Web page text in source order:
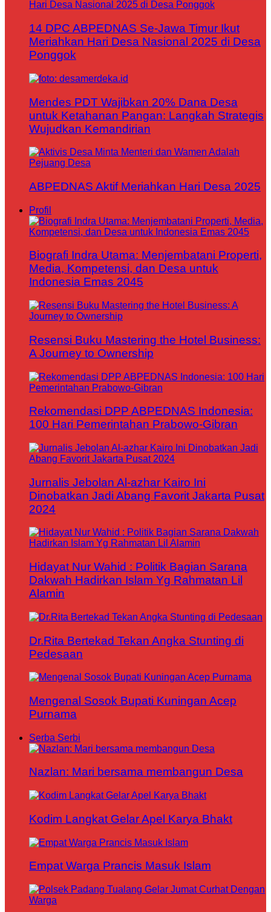
14 DPC ABPEDNAS Se-Jawa Timur Ikut
Meriahkan Hari Desa Nasional 2025 di Desa
Ponggok
Mendes PDT Wajibkan 20% Dana Desa
untuk Ketahanan Pangan: Langkah Strategis
Wujudkan Kemandirian
ABPEDNAS Aktif Meriahkan Hari Desa 2025
Profil
Biografi Indra Utama: Menjembatani Properti,
Media, Kompetensi, dan Desa untuk
Indonesia Emas 2045
Resensi Buku Mastering the Hotel Business:
A Journey to Ownership
Rekomendasi DPP ABPEDNAS Indonesia:
100 Hari Pemerintahan Prabowo-Gibran
Jurnalis Jebolan Al-azhar Kairo Ini
Dinobatkan Jadi Abang Favorit Jakarta Pusat
2024
Hidayat Nur Wahid : Politik Bagian Sarana
Dakwah Hadirkan Islam Yg Rahmatan Lil
Alamin
Dr.Rita Bertekad Tekan Angka Stunting di
Pedesaan
Mengenal Sosok Bupati Kuningan Acep
Purnama
Serba Serbi
Nazlan: Mari bersama membangun Desa
Kodim Langkat Gelar Apel Karya Bhakt
Empat Warga Prancis Masuk Islam